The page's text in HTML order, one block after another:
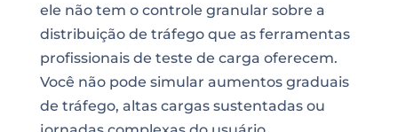
ele não tem o controle granular sobre a
distribuição de tráfego que as ferramentas
profissionais de teste de carga oferecem.
Você não pode simular aumentos graduais
de tráfego, altas cargas sustentadas ou